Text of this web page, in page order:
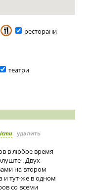
ресторани
театри
удалить
в любое время
. Двух
на втором
и тут-же в одном
со всеми